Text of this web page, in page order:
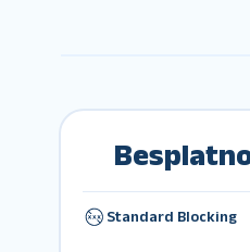
Standard Blocking